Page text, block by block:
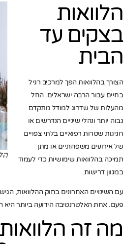
הלוואות
בצקים עד
הבית
הצורך בהלוואות הפך למרכיב רגיל
בחיים עבור הרבה ישראלים. החל
מהעלות של שדרוג למודל מתקדם
גבוה יותר ונהלי שיניים הנדרשים או
חגיגות שטרות רפואיים בלתי צפויים
של אירועים משפחתיים או מתן
תמיכה בהלוואות שימושיות כדי לעמוד
במגוון דרישות.
עם השינויים האחרונים בחוק ההלוואות,
פעם. אחת האלטרנטיבה הידועה ביותר היא
מה זה